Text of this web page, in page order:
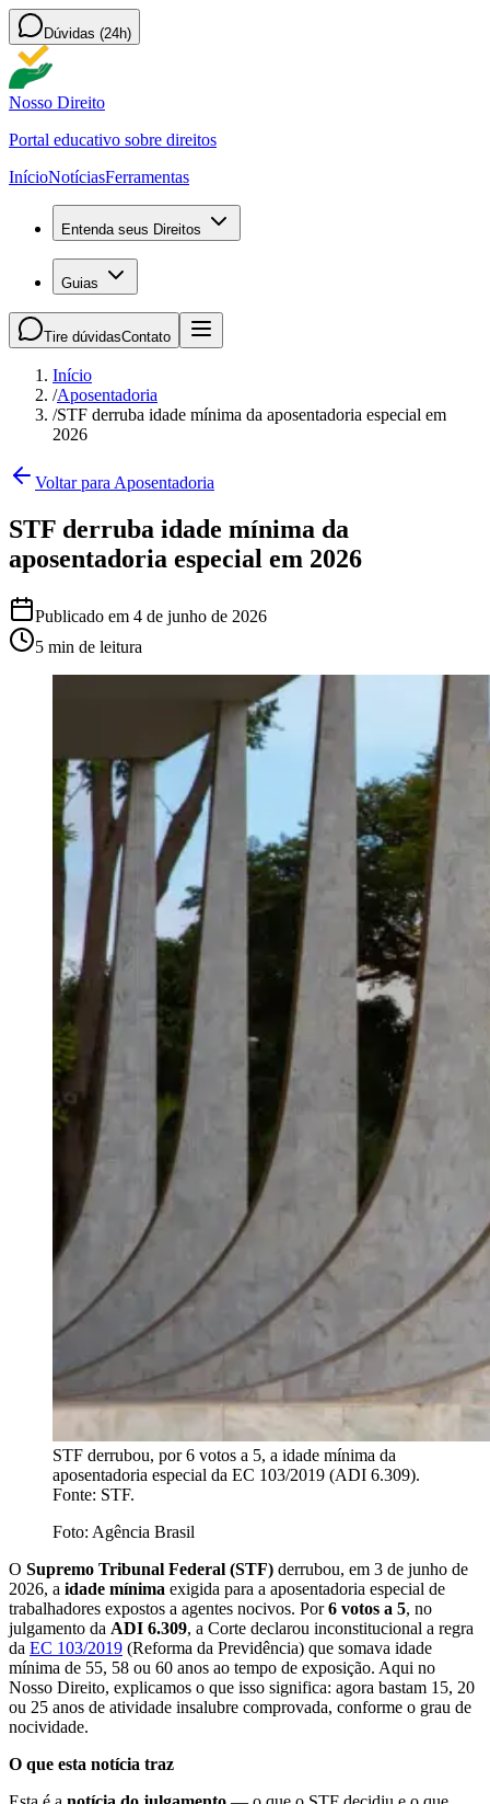
Dúvidas (24h)
Nosso Direito
Portal educativo sobre direitos
InícioNotíciasFerramentas
Entenda seus Direitos
Guias
Tire dúvidasContato
Início
/Aposentadoria
/STF derruba idade mínima da aposentadoria especial em
2026
Voltar para Aposentadoria
STF derruba idade mínima da
aposentadoria especial em 2026
Publicado em 4 de junho de 2026
5 min de leitura
STF derrubou, por 6 votos a 5, a idade mínima da
aposentadoria especial da EC 103/2019 (ADI 6.309).
Fonte: STF.
Foto: Agência Brasil
O Supremo Tribunal Federal (STF) derrubou, em 3 de junho de
2026, a idade mínima exigida para a aposentadoria especial de
trabalhadores expostos a agentes nocivos. Por6 votos a 5, no
julgamento da ADI 6.309, a Corte declarou inconstitucional a regra
da EC 103/2019 (Reforma da Previdência) que somava idade
mínima de 55, 58 ou 60 anos ao tempo de exposição. Aqui no
Nosso Direito, explicamos o que isso significa: agora bastam 15, 20
ou 25 anos de atividade insalubre comprovada, conforme o grau de
nocividade.
O que esta notícia traz